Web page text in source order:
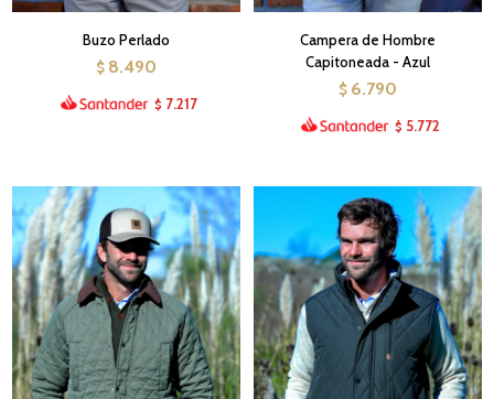
Buzo Perlado
$ 8.490
$ 7.217
Campera de Hombre
Capitoneada - Azul
$ 6.790
$ 5.772